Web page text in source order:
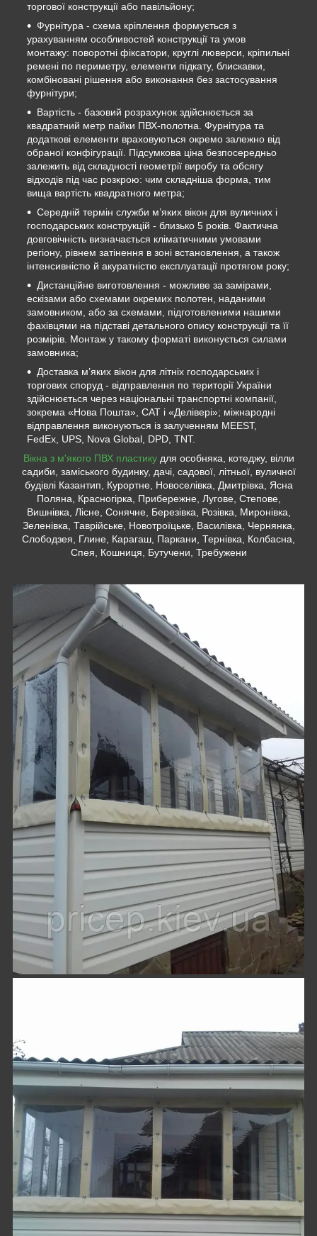
торгової конструкції або павільйону;
Фурнітура - схема кріплення формується з
урахуванням особливостей конструкції та умов
монтажу: поворотні фіксатори, круглі люверси, кріпильні
ремені по периметру, елементи підкату, блискавки,
комбіновані рішення або виконання без застосування
фурнітури;
Вартість - базовий розрахунок здійснюється за
квадратний метр пайки ПВХ-полотна. Фурнітура та
додаткові елементи враховуються окремо залежно від
обраної конфігурації. Підсумкова ціна безпосередньо
залежить від складності геометрії виробу та обсягу
відходів під час розкрою: чим складніша форма, тим
вища вартість квадратного метра;
Середній термін служби м’яких вікон для вуличних і
господарських конструкцій - близько 5 років. Фактична
довговічність визначається кліматичними умовами
регіону, рівнем затінення в зоні встановлення, а також
інтенсивністю й акуратністю експлуатації протягом року;
Дистанційне виготовлення - можливе за замірами,
ескізами або схемами окремих полотен, наданими
замовником, або за схемами, підготовленими нашими
фахівцями на підставі детального опису конструкції та її
розмірів. Монтаж у такому форматі виконується силами
замовника;
Доставка м’яких вікон для літніх господарських і
торгових споруд - відправлення по території України
здійснюється через національні транспортні компанії,
зокрема «Нова Пошта», САТ і «Делівері»; міжнародні
відправлення виконуються із залученням MEEST,
FedEx, UPS, Nova Global, DPD, TNT.
Вікна з м'якого ПВХ пластикудля особняка, котеджу, вілли
садиби, заміського будинку, дачі, садової, літньої, вуличної
будівлі Казантип, Курортне, Новоселівка, Дмитрівка, Ясна
Поляна, Красногірка, Прибережне, Лугове, Степове,
Вишнівка, Лісне, Сонячне, Березівка, Розівка, Миронівка,
Зеленівка, Таврійське, Новотроїцьке, Василівка, Чернянка,
Слободзея, Глине, Карагаш, Паркани, Тернівка, Колбасна,
Спея, Кошниця, Бутучени, Требужени